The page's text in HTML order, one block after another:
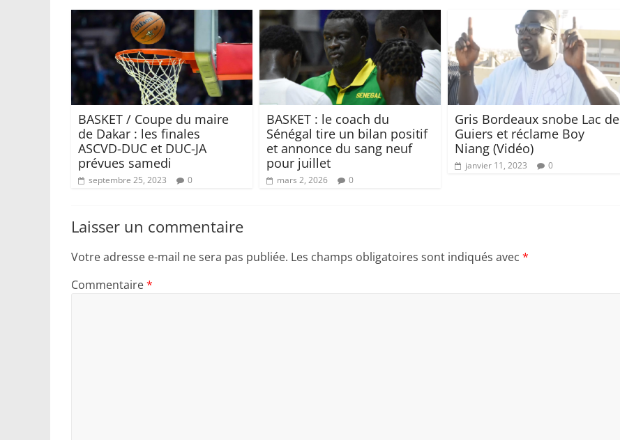
BASKET / Coupe du maire
de Dakar : les finales
ASCVD-DUC et DUC-JA
prévues samedi
septembre 25, 2023 0
BASKET : le coach du
Sénégal tire un bilan positif
et annonce du sang neuf
pour juillet
mars 2, 2026 0
Gris Bordeaux snobe Lac de
Guiers et réclame Boy
Niang (Vidéo)
janvier 11, 2023 0
Laisser un commentaire
Votre adresse e-mail ne sera pas publiée. Les champs obligatoires sont indiqués avec *
Commentaire*